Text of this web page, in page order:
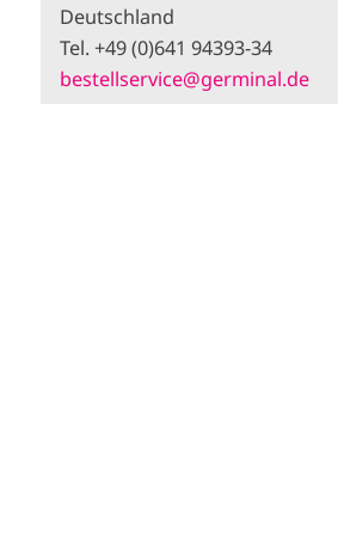
Deutschland
Tel. +49 (0)641 94393-34
bestellservice@germinal.de